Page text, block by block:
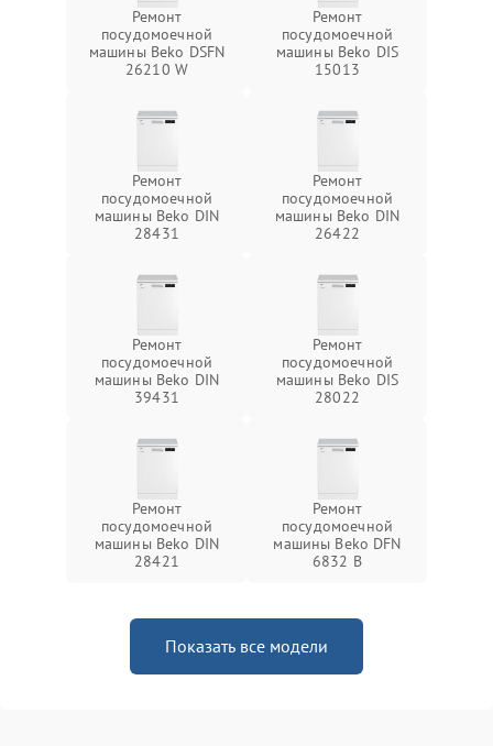
Ремонт
посудомоечной
машины Beko DSFN
26210 W
Ремонт
посудомоечной
машины Beko DIS
15013
Ремонт
посудомоечной
машины Beko DIN
28431
Ремонт
посудомоечной
машины Beko DIN
26422
Ремонт
посудомоечной
машины Beko DIN
39431
Ремонт
посудомоечной
машины Beko DIS
28022
Ремонт
посудомоечной
машины Beko DIN
28421
Ремонт
посудомоечной
машины Beko DFN
6832 B
Показать все модели